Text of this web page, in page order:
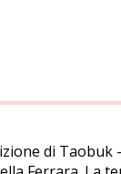
di Taobuk